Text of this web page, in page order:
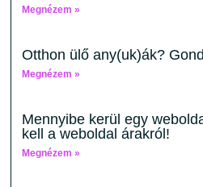
Megnézem »
Otthon ülő any(uk)ák?
Megnézem »
Mennyibe kerül egy
kell a weboldal árakról!
Megnézem »